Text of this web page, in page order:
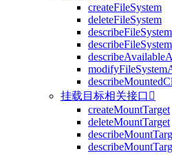
createFileSystem
deleteFileSystem
describeFileSystem
挂载目标相关接口 
createMountTarget
deleteMountTarget